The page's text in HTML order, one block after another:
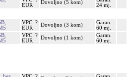
EUR
Dovoljno (5 kom)
24 mj.
VPC: ?
EUR
Dovoljno (3 kom)
Garan.
60 mj.
VPC: ?
EUR
Dovoljno (1 kom)
Garan.
60 mj.